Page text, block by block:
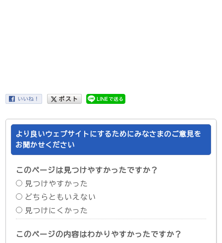
より良いウェブサイトにするためにみなさまのご意見を
お聞かせください
このページは見つけやすかったですか？
見つけやすかった
どちらともいえない
見つけにくかった
このページの内容はわかりやすかったですか？